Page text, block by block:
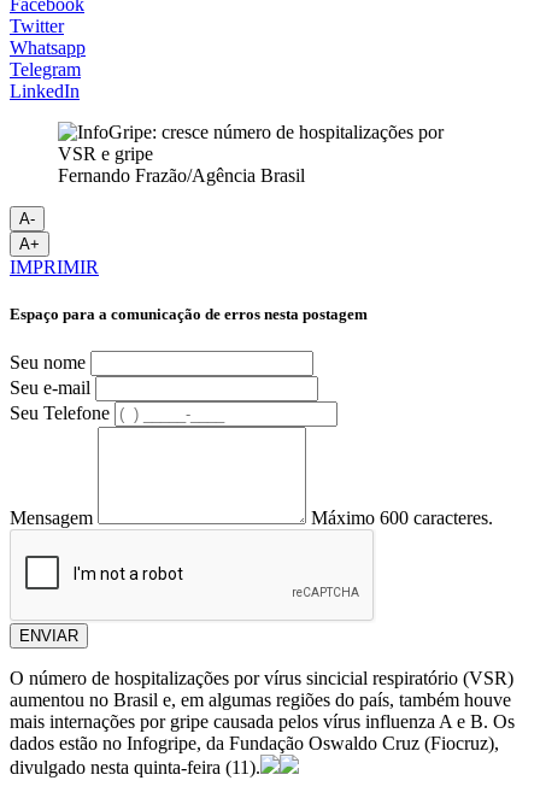
Twitter
Whatsapp
Telegram
LinkedIn
Fernando Frazão/Agência Brasil
A-
A+
IMPRIMIR
Espaço para a comunicação de erros nesta postagem
Seu nome
Seu e-mail
Seu Telefone
Mensagem Máximo 600 caracteres.
ENVIAR
O número de hospitalizações por vírus sincicial respiratório (VSR)
aumentou no Brasil e, em algumas regiões do país, também houve
mais internações por gripe causada pelos vírus influenza A e B. Os
dados estão no Infogripe, da Fundação Oswaldo Cruz (Fiocruz),
divulgado nesta quinta-feira (11).